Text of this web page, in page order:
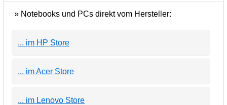
» Notebooks und PCs direkt vom Hersteller:
... im HP Store
... im Acer Store
... im Lenovo Store